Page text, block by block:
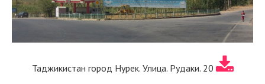
Таджикистан город Нурек. Улица. Рудаки. 20